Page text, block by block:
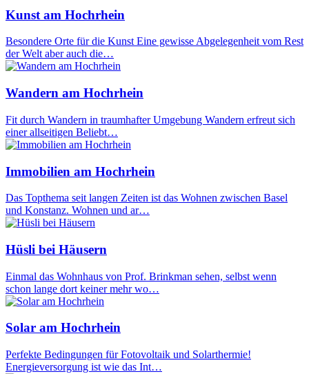
Kunst am Hochrhein
Besondere Orte für die Kunst Eine gewisse Abgelegenheit vom Rest
der Welt aber auch die…
Wandern am Hochrhein
Fit durch Wandern in traumhafter Umgebung Wandern erfreut sich
einer allseitigen Beliebt…
Immobilien am Hochrhein
Das Topthema seit langen Zeiten ist das Wohnen zwischen Basel
und Konstanz. Wohnen und ar…
Hüsli bei Häusern
Einmal das Wohnhaus von Prof. Brinkman sehen, selbst wenn
schon lange dort keiner mehr wo…
Solar am Hochrhein
Perfekte Bedingungen für Fotovoltaik und Solarthermie!
Energieversorgung ist wie das Int…